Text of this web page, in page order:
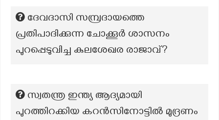
ദേവദാസി സമ്പ്രദായത്തെ
പ്രതിപാദിക്കുന്ന ചോക്കൂർ ശാസനം
പുറപ്പെടുവിച്ച കുലശേഖര രാജാവ്?
സ്വതന്ത്ര ഇന്ത്യ ആദ്യമായി
പുറത്തിറക്കിയ കറൻസിനോട്ടിൽ മുദ്രണം